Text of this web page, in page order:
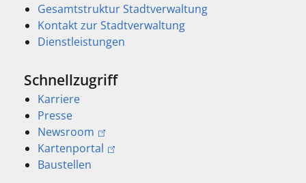
Gesamtstruktur Stadtverwaltung
Kontakt zur Stadtverwaltung
Dienstleistungen
Schnellzugriff
Karriere
Presse
Newsroom
Kartenportal
Baustellen